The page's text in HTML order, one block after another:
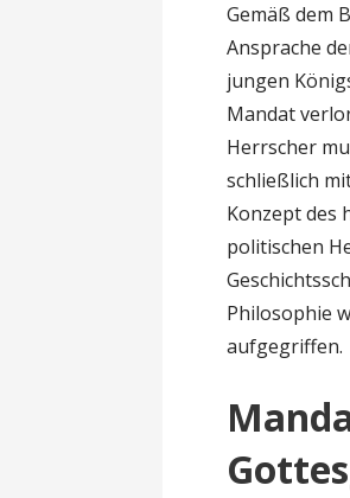
Gemäß dem
Ansprache
jungen
Mandat
Herrscher
schließlich
Konzept des
politischen
Philosophie
aufgegriffen.